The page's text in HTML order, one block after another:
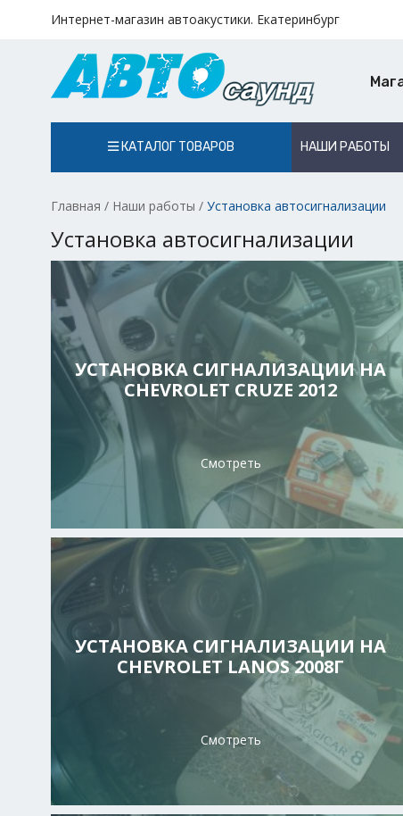
Интернет-магазин автоакустики. Екатеринбург
КАТАЛОГ ТОВАРОВ НАШИ РАБОТЫ
Главная / Наши работы / Установка автосигнализации
Установка автосигнализации
УСТАНОВКА СИГНАЛИЗАЦИИ НА
CHEVROLET CRUZE 2012
Смотреть
УСТАНОВКА СИГНАЛИЗАЦИИ НА
CHEVROLET LANOS 2008Г
Смотреть